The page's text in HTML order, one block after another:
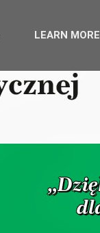
LEARN MORE